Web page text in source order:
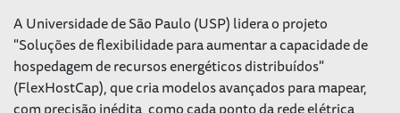
A Universidade de São Paulo (USP) lidera o projeto
"Soluções de flexibilidade para aumentar a capacidade de
hospedagem de recursos energéticos distribuídos"
(FlexHostCap), que cria modelos avançados para mapear,